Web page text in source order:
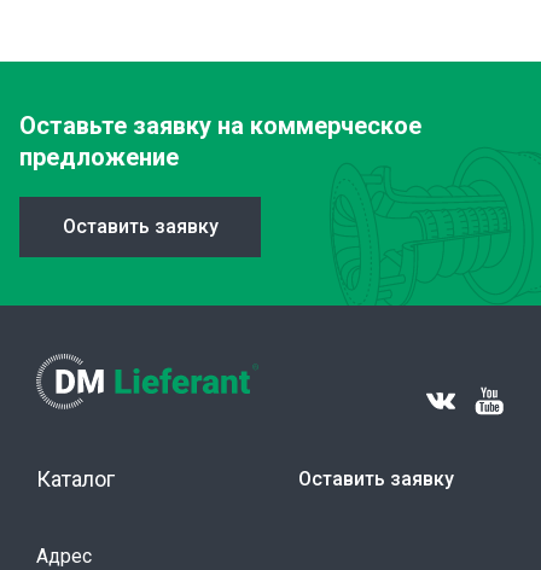
Оставьте заявку на коммерческое
предложение
Оставить заявку
Каталог Оставить заявку
Адрес